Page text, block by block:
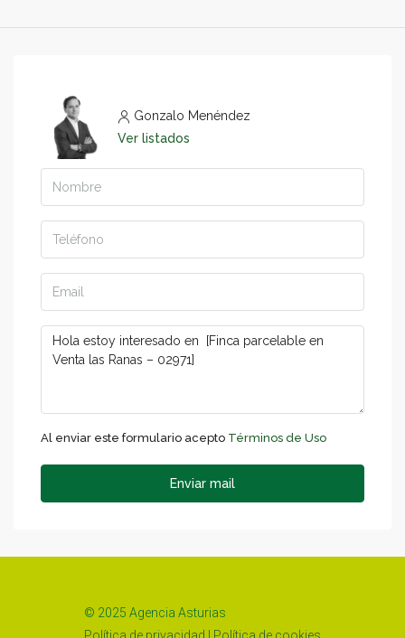
Gonzalo Menéndez
Ver listados
Al enviar este formulario acepto Términos de Uso
Enviar mail
© 2025 Agencia Asturias